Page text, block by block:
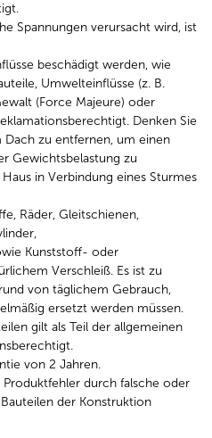
Spannungen verursacht wird, ist
beschädigt werden, wie
Umwelteinflüsse (z. B.
(Force Majeure) oder
Denken Sie
Dach zu entfernen, um einen
Gewichtsbelastung zu
in Verbindung eines Sturmes
Räder, Gleitschienen,
Kunststoff- oder
Verschleiß. Es ist zu
von täglichem Gebrauch,
ersetzt werden müssen.
gilt als Teil der allgemeinen
von 2 Jahren.
durch falsche oder
der Konstruktion